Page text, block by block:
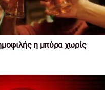
η μπύρα χωρίς